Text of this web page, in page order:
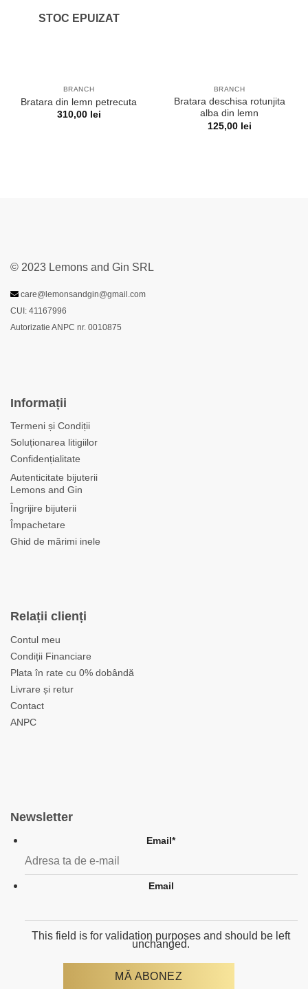
STOC EPUIZAT
BRANCH
Bratara din lemn petrecuta
310,00 lei
BRANCH
Bratara deschisa rotunjita
alba din lemn
125,00 lei
© 2023 Lemons and Gin SRL
care@lemonsandgin@gmail.com
CUI: 41167996
Autorizatie ANPC nr. 0010875
Informații
Termeni și Condiții
Soluționarea litigiilor
Confidențialitate
Autenticitate bijuterii
Lemons and Gin
Îngrijire bijuterii
Împachetare
Ghid de mărimi inele
Relații clienți
Contul meu
Condiții Financiare
Plata în rate cu 0% dobândă
Livrare și retur
Contact
ANPC
Newsletter
Email*
Email
This field is for validation purposes and should be left
unchanged.